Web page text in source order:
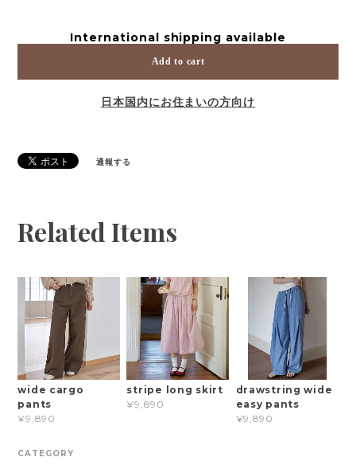
International shipping available
Add to cart
日本国内にお住まいの方向け
通報する
Related Items
wide cargo
pants
¥9,890
stripe long skirt
¥9,890
drawstring wide
easy pants
¥9,890
CATEGORY